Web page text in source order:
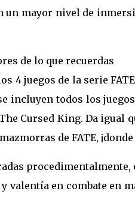
un mayor nivel de
de lo que recuerdas
4 juegos de la serie
incluyen todos los
Cursed King. Da igual
de FATE,
procedimentalmente,
y valentía en combate en